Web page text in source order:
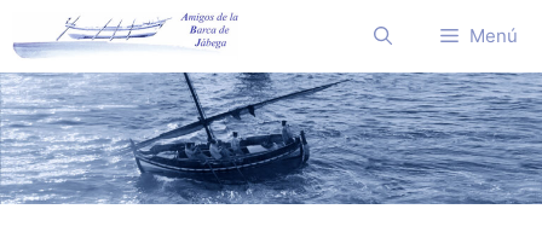
al
contenido
Menú